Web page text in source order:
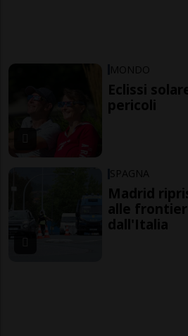
MONDO
Eclissi
pericoli
SPAGNA
Madrid
alle
dall'Italia